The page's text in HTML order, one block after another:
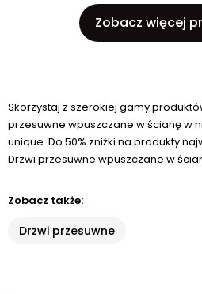
Zobacz więcej
Skorzystaj z szerokiej gamy
przesuwne wpuszczane w ścianę w
unique. Do 50% zniżki na produkty
Drzwi przesuwne wpuszczane w
Zobacz także:
Drzwi przesuwne